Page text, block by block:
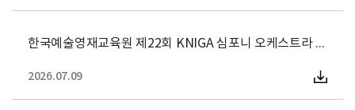
한국예술영재교육원 제22회 KNIGA 심포니 오케스트라 정기연
2026.07.09